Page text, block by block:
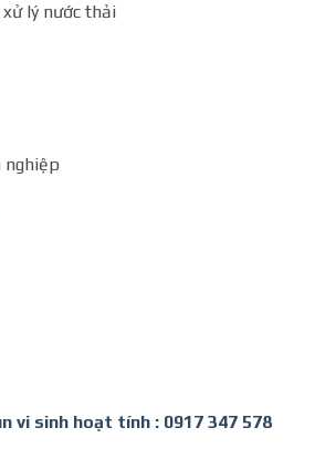
lý nước thải
nghiệp
vi sinh hoạt tính : 0917 347 578